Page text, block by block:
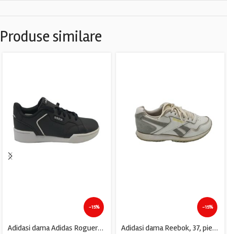
Produse similare
-15%
Adidasi dama Adidas Roguera, imitatie de piele, negru
-15%
Adidasi dama Reebok, 37, piele, alb gri